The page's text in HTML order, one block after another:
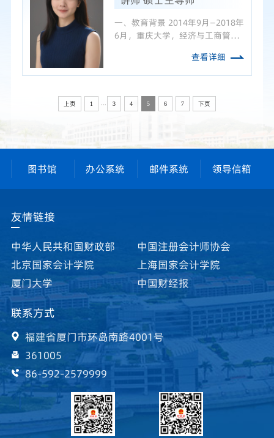
一、教育背景 2014年9月—2018年
6月，重庆大学，经济与工商管理
2018年6月，重庆大学，外国语学
院，日语辅修 2016年9月—2017年
访学 2018年9月—2024年7月...
查看详细
上页 1 3 4 5 6 7 下页
图书馆 办公系统 邮件系统 领导信箱
友情链接
中华人民共和国财政部
中国注册会计师协会
北京国家会计学院
上海国家会计学院
厦门大学
中国财经报
联系方式
福建省厦门市环岛南路4001号
361005
86-592-2579999